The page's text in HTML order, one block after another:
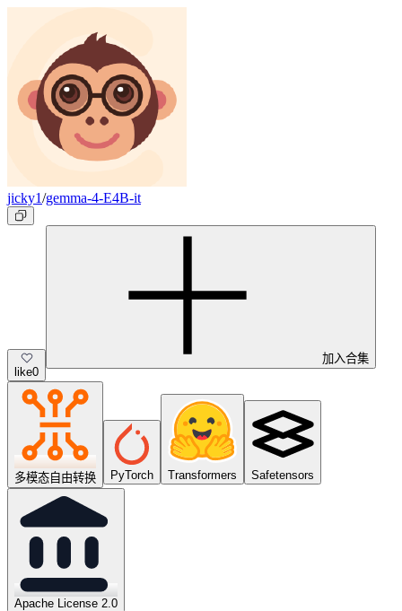
jicky1/gemma-4-E4B-it
like0
加入合集
多模态自由转换 PyTorch Transformers Safetensors
Apache License 2.0